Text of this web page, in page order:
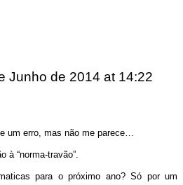
Junho de 2014 at 14:22
um erro, mas não me parece…
à “norma-travão”.
para o próximo ano? Só por um